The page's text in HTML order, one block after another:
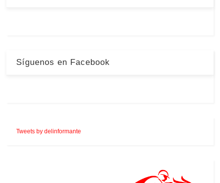
Síguenos en Facebook
Tweets by delinformante